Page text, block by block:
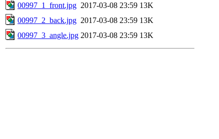
00997_1_front.jpg 2017-03-08 23:59 13K
00997_2_back.jpg 2017-03-08 23:59 13K
00997_3_angle.jpg 2017-03-08 23:59 13K